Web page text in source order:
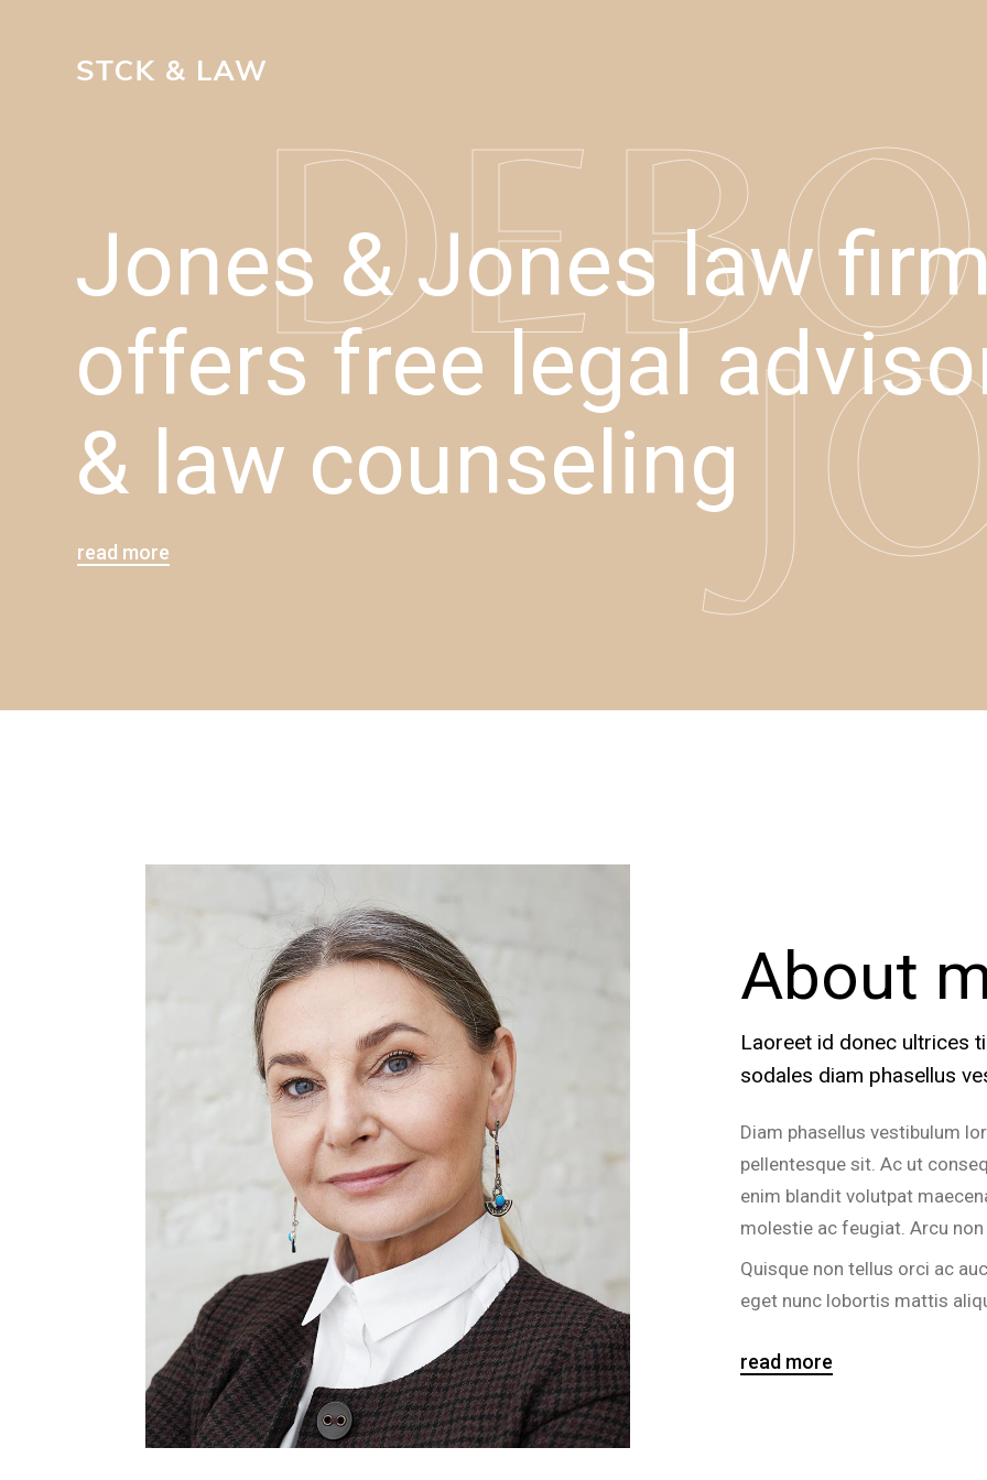
read more
About
Laoreet id donec ultrices
sodales diam phasellus
Diam phasellus vestibulum
pellentesque sit. Ac ut
enim blandit volutpat
molestie ac feugiat. Arcu
Quisque non tellus orci ac
eget nunc lobortis mattis
read more